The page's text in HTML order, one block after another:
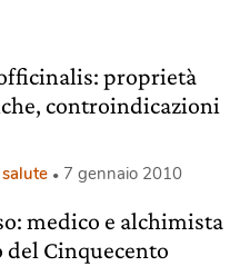
proprietà
controindicazioni
7 gennaio 2010
medico e alchimista
del Cinquecento